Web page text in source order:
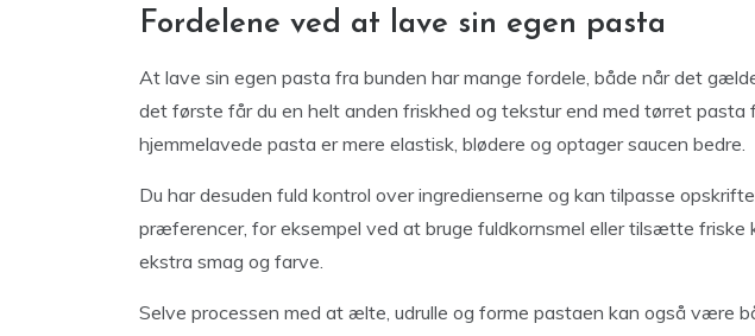
Fordelene ved at lave sin egen pasta
At lave sin egen pasta fra bunden har mange fordele, både når det
det første får du en helt anden friskhed og tekstur end med tørret pasta
hjemmelavede pasta er mere elastisk, blødere og optager saucen bedre.
Du har desuden fuld kontrol over ingredienserne og kan tilpasse
præferencer, for eksempel ved at bruge fuldkornsmel eller tilsætte friske
ekstra smag og farve.
Selve processen med at ælte, udrulle og forme pastaen kan også være